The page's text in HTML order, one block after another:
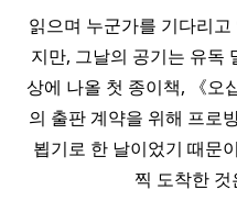
읽으며 누군가를 기다리
지만, 그날의 공기는 유독
상에 나올 첫 종이책, 《오
의 출판 계약을 위해 프로
뵙기로 한 날이었기 때문
찍 도착한